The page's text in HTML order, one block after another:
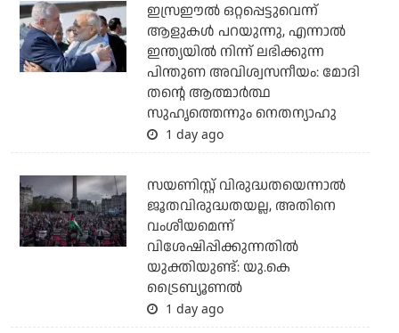
ഇസ്രഈല്‍ ഒറ്റപ്പെട്ടുവെന്ന്
ആളുകള്‍ പറയുന്നു, എന്നാല്‍
ഇന്ത്യയില്‍ നിന്ന് ലഭിക്കുന്ന
പിന്തുണ അവിശ്വസനീയം: മോദി
തന്റെ ആത്മാര്‍ത്ഥ
സുഹൃത്തെന്നും നെതന്യാഹു
1 day ago
സയണിസ്റ്റ് വിരുദ്ധതയെന്നാല്‍
ജൂതവിരുദ്ധതയല്ല, അതിനെ
വംശീയമെന്ന്
വിശേഷിപ്പിക്കുന്നതില്‍
യുക്തിയുണ്ട്: യു.കെ
ട്രൈബ്യൂണല്‍
1 day ago